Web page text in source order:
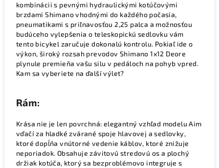
kombinácii s pevnými hydraulickými kotúčovými
brzdami Shimano vhodnými do každého počasia,
pneumatikami s priľnavosťou 2,25 palca a možnosťou
budúceho vylepšenia o teleskopickú sedlovku vám
tento bicykel zaručuje dokonalú kontrolu. Pokiaľ ide o
výkon, široký rozsah prevodov Shimano 1x12 Deore
plynule premieňa vašu silu v pedáloch na pohyb vpred.
Kam sa vyberiete na ďalší výlet?
Rám:
Krása nie je len povrchná: elegantný vzhľad modelu Aim
vďačí za hladké zvárané spoje hlavovej a sedlovky,
ktoré dopĺňa vnútorné vedenie káblov, ktoré znižuje
neporiadok. Obsahuje závitovú stredovú os a plochý
držiak kotúča, ktorý sa bezproblémovo integruje s